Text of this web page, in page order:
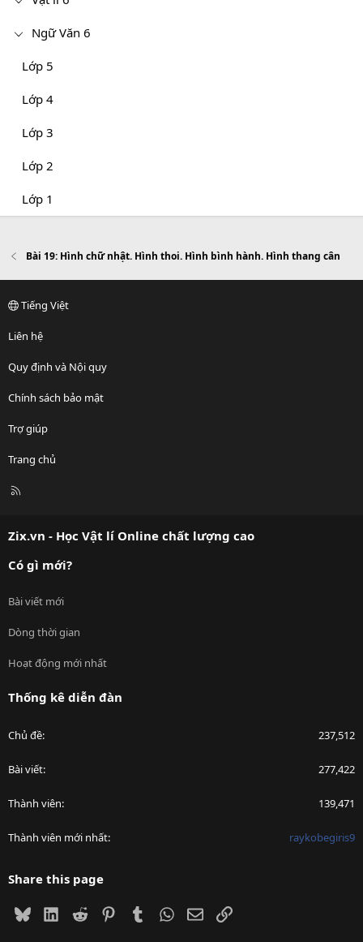
Ngữ Văn 6
Lớp 5
Lớp 4
Lớp 3
Lớp 2
Lớp 1
Bài 19: Hình chữ nhật. Hình thoi. Hình bình hành. Hình thang cân
Tiếng Việt
Liên hệ
Quy định và Nội quy
Chính sách bảo mật
Trợ giúp
Trang chủ
R
Zix.vn - Học Vật lí Online chất lượng cao
Có gì mới?
Bài viết mới
Dòng thời gian
Hoạt động mới nhất
Thống kê diễn đàn
Chủ đề 237,512
Bài viết 277,422
Thành viên 139,471
Thành viên mới nhất raykobegiris9
Share this page
BlueskyLinkedIn
Reddit PinterestTumblrWhatsApp
EmailLink